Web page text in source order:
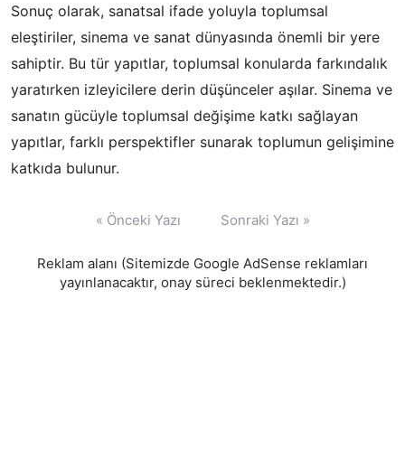
Sonuç olarak, sanatsal ifade yoluyla toplumsal
eleştiriler, sinema ve sanat dünyasında önemli bir yere
sahiptir. Bu tür yapıtlar, toplumsal konularda farkındalık
yaratırken izleyicilere derin düşünceler aşılar. Sinema ve
sanatın gücüyle toplumsal değişime katkı sağlayan
yapıtlar, farklı perspektifler sunarak toplumun gelişimine
katkıda bulunur.
« Önceki Yazı Sonraki Yazı »
Reklam alanı (Sitemizde Google AdSense reklamları
yayınlanacaktır, onay süreci beklenmektedir.)